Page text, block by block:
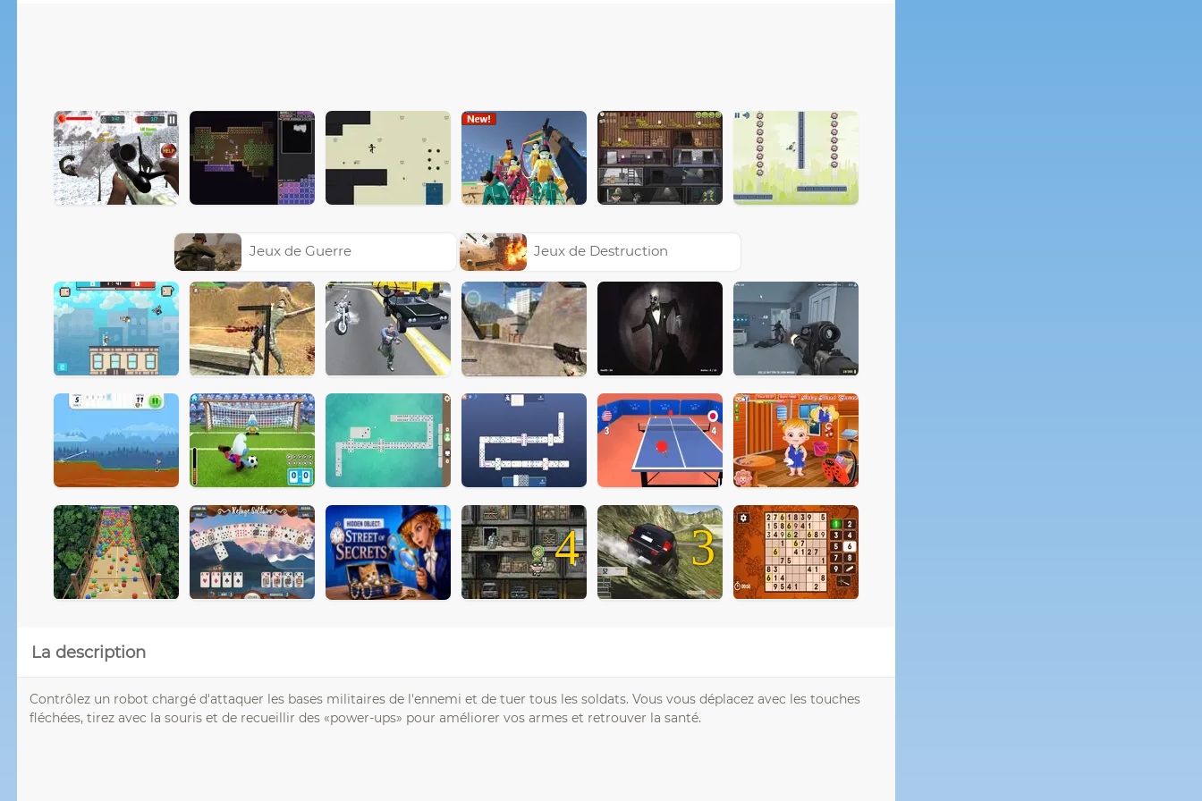
Jeux de Guerre Jeux de Destruction
4 3
La description
Contrôlez un robot chargé d'attaquer les bases militaires de l'ennemi et de tuer tous les soldats. Vous vous déplacez avec les touches
fléchées, tirez avec la souris et de recueillir des «power-ups» pour améliorer vos armes et retrouver la santé.